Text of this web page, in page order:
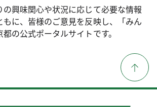
興味関心や状況に応じて必要な情報
もに、皆様のご意見を反映し、「みん
の公式ポータルサイトです。